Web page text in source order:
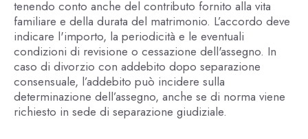
tenendo conto anche del contributo fornito alla vita
familiare e della durata del matrimonio. L’accordo deve
indicare l'importo, la periodicità e le eventuali
condizioni di revisione o cessazione dell'assegno. In
caso di divorzio con addebito dopo separazione
consensuale, l’addebito può incidere sulla
determinazione dell’assegno, anche se di norma viene
richiesto in sede di separazione giudiziale.